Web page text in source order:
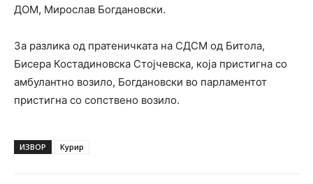
ДОМ, Мирослав Богдановски.
За разлика од пратеничката на СДСМ од Битола,
Бисера Костадиновска Стојчевска, која пристигна со
амбулантно возило, Богдановски во парламентот
пристигна со сопствено возило.
ИЗВОР Курир